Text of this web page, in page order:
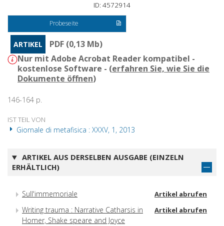
ID: 4572914
Probeseite
ARTIKEL
PDF (0,13 Mb)
Nur mit Adobe Acrobat Reader kompatibel -
kostenlose Software - (erfahren Sie, wie Sie die
Dokumente öffnen)
146-164 p.
IST TEIL VON
Giornale di metafisica : XXXV, 1, 2013
ARTIKEL AUS DERSELBEN AUSGABE (EINZELN
ERHÄLTLICH)
Sull'immemoriale Artikel abrufen
Writing trauma : Narrative Catharsis in
Homer, Shake speare and Joyce
Artikel abrufen